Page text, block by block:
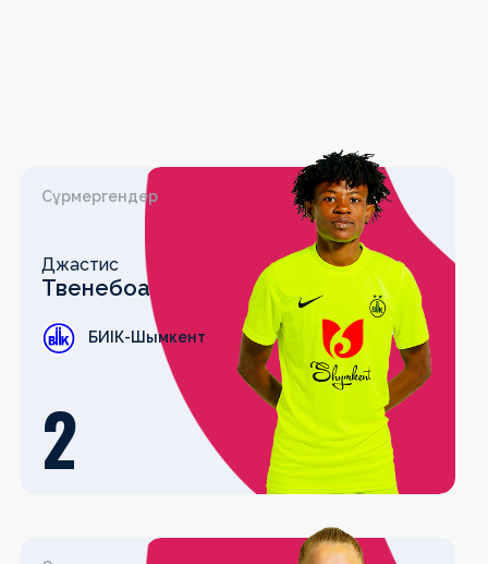
Сұрмергендер
Джастис
Твенебоа
БИІК-Шымкент
2